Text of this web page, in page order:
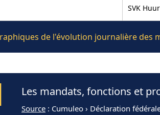
SVK
de l'évolution journalière des
Les mandats, fonctions et
Source : Cumuleo › Déclaration